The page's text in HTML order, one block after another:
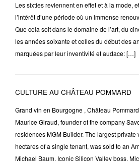
Les sixties reviennent en effet et à la mode,
l’intérêt d’une période où un immense
Que cela soit dans le domaine de l’art, du
les années soixante et celles du début des
marquées par leur inventivité et audace: […]
CULTURE AU CHÂTEAU POMMARD
Grand vin en Bourgogne , Château
Maurice Giraud, founder of the company
residences MGM Builder. The largest private
hectares of a single tenant, was sold to an
Michael Baum. Iconic Silicon Valley boss,